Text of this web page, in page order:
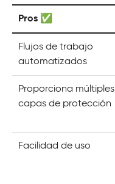
Pros ✅
Flujos de trabajo
automatizados
Proporciona múltiples
capas de protección
Facilidad de uso